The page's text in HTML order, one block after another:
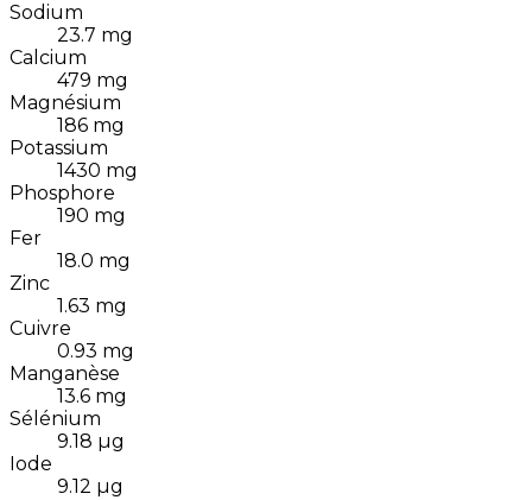
Sodium
23.7 mg
Calcium
479 mg
Magnésium
186 mg
Potassium
1430 mg
Phosphore
190 mg
Fer
18.0 mg
Zinc
1.63 mg
Cuivre
0.93 mg
Manganèse
13.6 mg
Sélénium
9.18 µg
Iode
9.12 µg